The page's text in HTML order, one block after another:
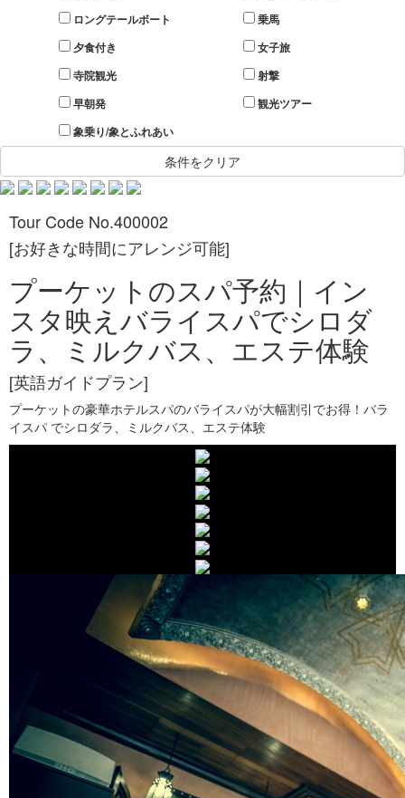
ロングテールボート
乗馬
夕食付き
女子旅
寺院観光
射撃
早朝発
観光ツアー
象乗り/象とふれあい
条件をクリア
Tour Code No.400002
[お好きな時間にアレンジ可能]
プーケットのスパ予約｜イン
スタ映えバライスパでシロダ
ラ、ミルクバス、エステ体験
[英語ガイドプラン]
プーケットの豪華ホテルスパのバライスパが大幅割引でお得！バラ
イスパ でシロダラ、ミルクバス、エステ体験